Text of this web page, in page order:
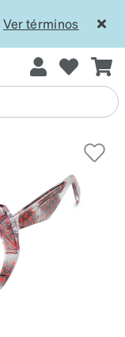
Ver términos